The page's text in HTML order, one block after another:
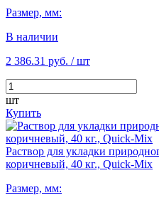
Размер, мм:
В наличии
2 386.31 руб. / шт
шт
Купить
Раствор для укладки
коричневый, 40 кг., Quick-Mix
Размер, мм: